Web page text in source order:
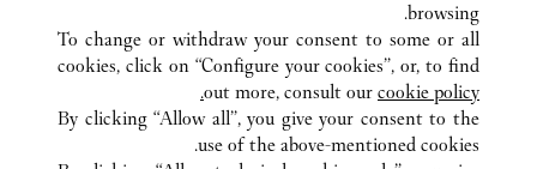
خدمة العملاء
الاتصال بنا
شركتنا
browsing.
To change or withdraw your consent to some or all
cookies, click on “Configure your cookies”, or, to find
out more, consult our cookie policy.
By clicking “Allow all”, you give your consent to the
use of the above-mentioned cookies.